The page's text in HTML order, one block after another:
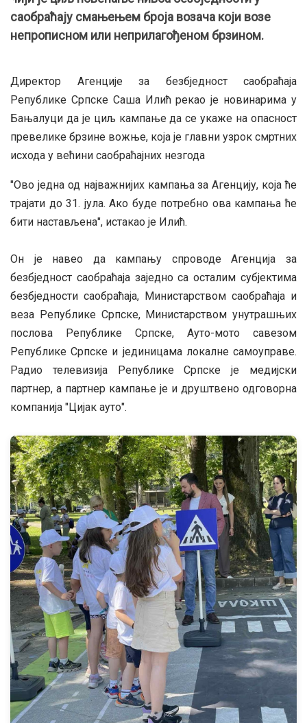
саобраћају смањењем броја возача који возе
непрописном или неприлагођеном брзином.
Директор Агенције за безбједност саобраћаја
Републике Српске Саша Илић рекао је новинарима у
Бањалуци да је циљ кампање да се укаже на опасност
превелике брзине вожње, која је главни узрок смртних
исхода у већини саобраћајних незгода
"Ово једна од најважнијих кампања за Агенцију, која ће
трајати до 31. јула. Ако буде потребно ова кампања ће
бити настављена", истакао је Илић.
Он је навео да кампању спроводе Агенција за
безбједност саобраћаја заједно са осталим субјектима
безбједности саобраћаја, Министарством саобраћаја и
веза Републике Српске, Министарством унутрашњих
послова Републике Српске, Ауто-мото савезом
Републике Српске и јединицама локалне самоуправе.
Радио телевизија Републике Српске је медијски
партнер, а партнер кампање је и друштвено одговорна
компанија "Цијак ауто".